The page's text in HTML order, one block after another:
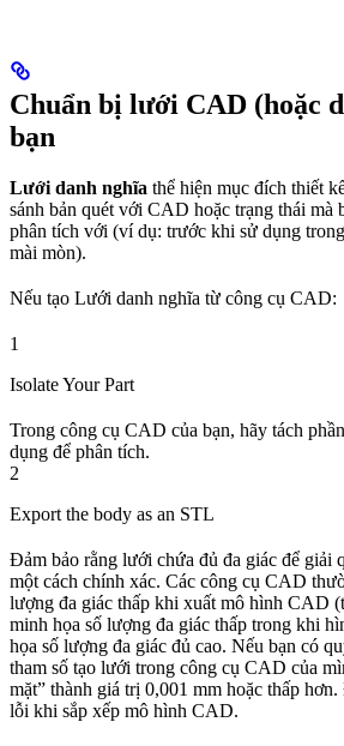
Chuẩn bị lưới CAD (hoặc
bạn
Lưới danh nghĩa thể hiện mục đích thiết
sánh bản quét với CAD hoặc trạng thái mà
phân tích với (ví dụ: trước khi sử dụng
mài mòn).
Nếu tạo Lưới danh nghĩa từ công cụ CAD:
1
Isolate Your Part
Trong công cụ CAD của bạn, hãy tách
dụng để phân tích.
2
Export the body as an STL
Đảm bảo rằng lưới chứa đủ đa giác để giải
một cách chính xác. Các công cụ CAD
lượng đa giác thấp khi xuất mô hình CAD
minh họa số lượng đa giác thấp trong khi
họa số lượng đa giác đủ cao. Nếu bạn có
tham số tạo lưới trong công cụ CAD của
mặt” thành giá trị 0,001 mm hoặc thấp
lỗi khi sắp xếp mô hình CAD.